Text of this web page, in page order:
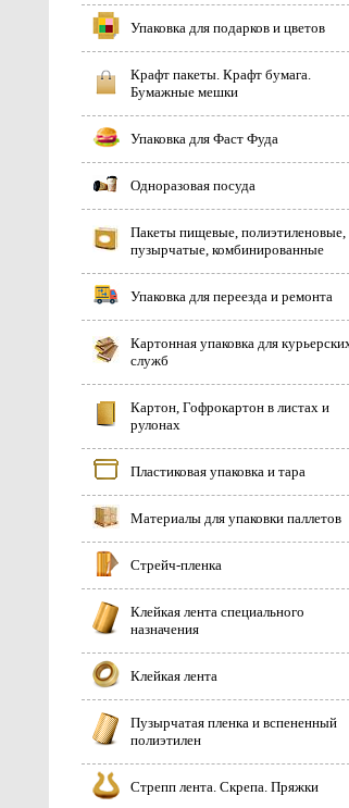
Упаковка для подарков и цветов
Крафт пакеты. Крафт бумага.
Бумажные мешки
Упаковка для Фаст Фуда
Одноразовая посуда
Пакеты пищевые, полиэтиленовые,
пузырчатые, комбинированные
Упаковка для переезда и ремонта
Картонная упаковка для
служб
Картон, Гофрокартон в листах и
рулонах
Пластиковая упаковка и тара
Материалы для упаковки паллетов
Стрейч-пленка
Клейкая лента специального
назначения
Клейкая лента
Пузырчатая пленка и вспененный
полиэтилен
Стрепп лента. Скрепа. Пряжки